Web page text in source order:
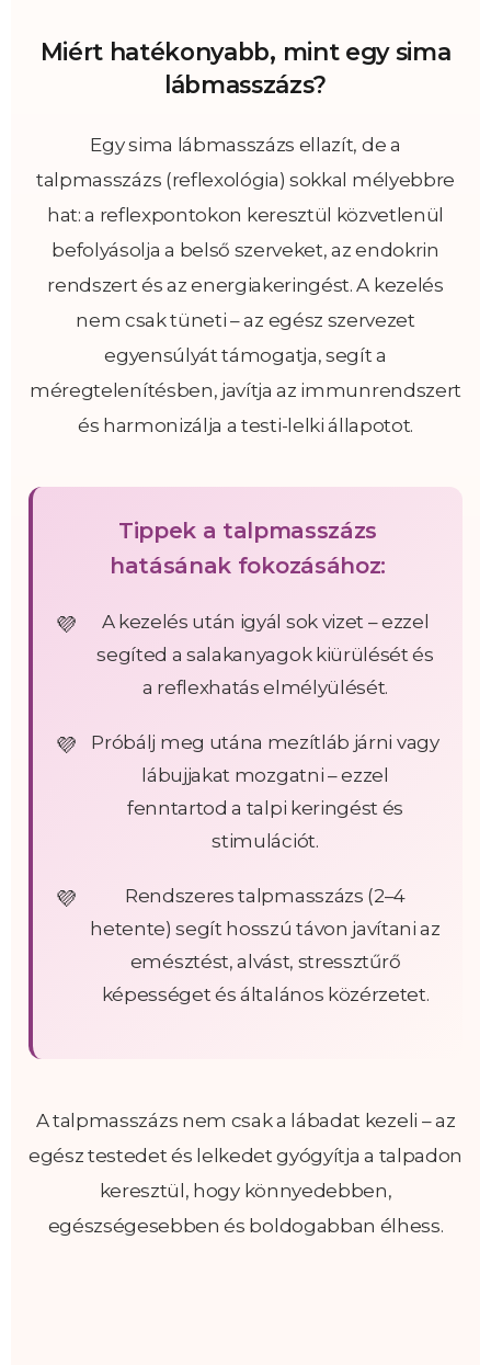
Miért hatékonyabb, mint egy sima
lábmasszázs?
Egy sima lábmasszázs ellazít, de a
talpmasszázs (reflexológia) sokkal mélyebbre
hat: a reflexpontokon keresztül közvetlenül
befolyásolja a belső szerveket, az endokrin
rendszert és az energiakeringést. A kezelés
nem csak tüneti – az egész szervezet
egyensúlyát támogatja, segít a
méregtelenítésben, javítja az immunrendszert
és harmonizálja a testi-lelki állapotot.
Tippek a talpmasszázs
hatásának fokozásához:
A kezelés után igyál sok vizet – ezzel
segíted a salakanyagok kiürülését és
a reflexhatás elmélyülését.
Próbálj meg utána mezítláb járni vagy
lábujjakat mozgatni – ezzel
fenntartod a talpi keringést és
stimulációt.
Rendszeres talpmasszázs (2–4
hetente) segít hosszú távon javítani az
emésztést, alvást, stressztűrő
képességet és általános közérzetet.
A talpmasszázs nem csak a lábadat kezeli – az
egész testedet és lelkedet gyógyítja a talpadon
keresztül, hogy könnyedebben,
egészségesebben és boldogabban élhess.